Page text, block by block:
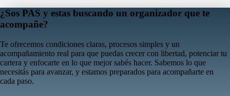
¿Sos PAS y estas buscando un organizador que te
acompañe?
Te ofrecemos condiciones claras, procesos simples y un
acompañamiento real para que puedas crecer con libertad, potenciar tu
cartera y enfocarte en lo que mejor sabés hacer. Sabemos lo que
necesitás para avanzar, y estamos preparados para acompañarte en
cada paso.